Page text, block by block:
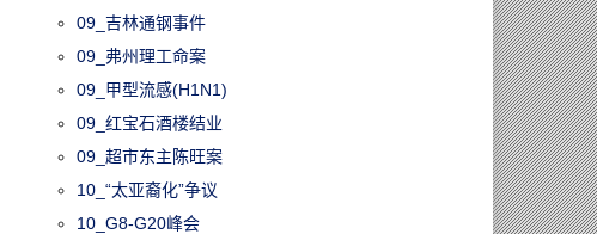
09_吉林通钢事件
09_弗州理工命案
09_甲型流感(H1N1)
09_红宝石酒楼结业
09_超市东主陈旺案
10_“太亚裔化”争议
10_G8-G20峰会